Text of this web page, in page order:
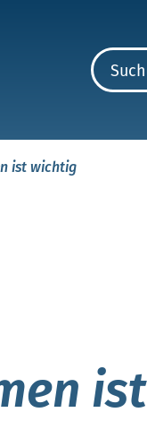
ist wichtig
ist